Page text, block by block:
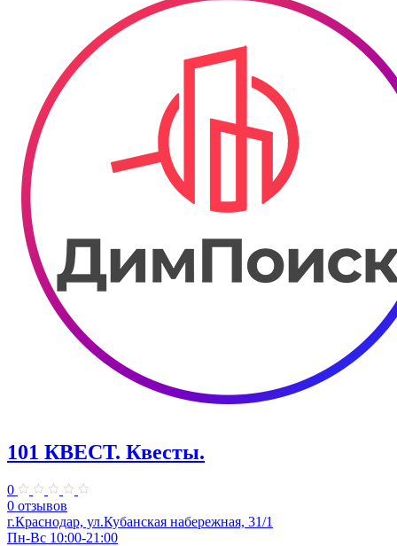
101 КВЕСТ. Квесты.
0
0 отзывов
​г.Краснодар, ул.Кубанская набережная, 31/1
Пн-Вс 10:00-21:00